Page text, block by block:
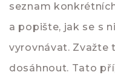
seznam
a popište, jak se s
vyrovnávat. Zvažte
dosáhnout. Tato